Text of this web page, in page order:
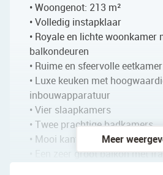
• Woongenot: 213 m²
• Volledig instapklaar
• Royale en lichte woonkamer
balkondeuren
• Ruime en sfeervolle eetkamer
• Luxe keuken met
inbouwapparatuur
• Vier slaapkamers
• Twee prachtige badkamers
• Mooi kantoor
• Een zeer groot balkon met
Meer